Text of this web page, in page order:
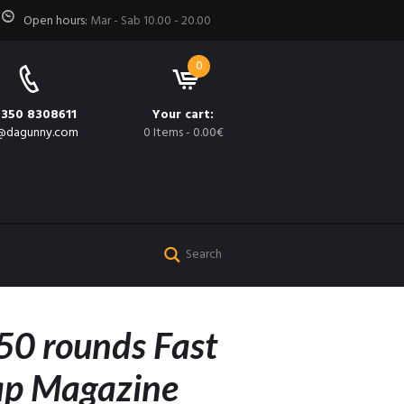
Open hours: Mar - Sab 10.00 - 20.00
8308611
0
Your cart:
0 Items- 0.00€
rounds Fast
Magazine